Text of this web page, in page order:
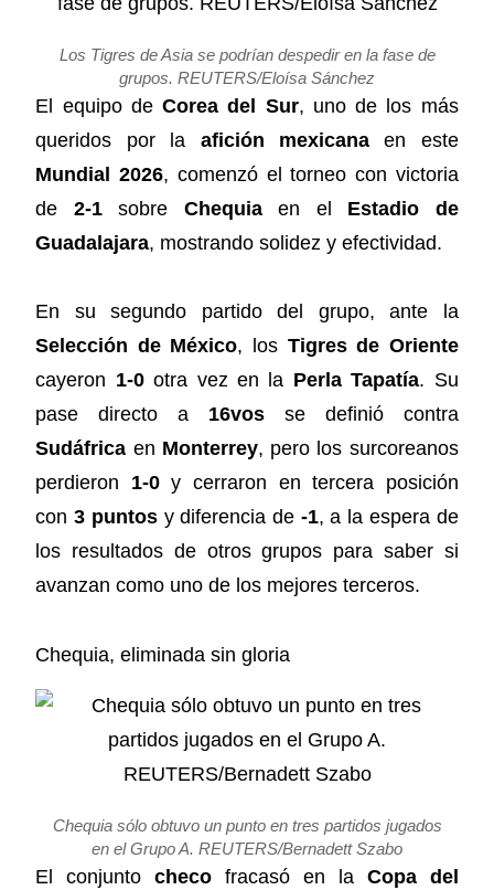
Los Tigres de Asia se podrían despedir en la fase de
grupos. REUTERS/Eloísa Sánchez
El equipo deCorea del Sur, uno de los más
queridos por la afición mexicanaen este
Mundial 2026, comenzó el torneo con victoria
de 2-1sobre Chequiaen el Estadio de
Guadalajara, mostrando solidez y efectividad.
En su segundo partido del grupo, ante la
Selección de México, los Tigres de Oriente
cayeron 1-0otra vez en la Perla Tapatía. Su
pase directo a 16vos se definió contra
Sudáfrica en Monterrey, pero los surcoreanos
perdieron 1-0y cerraron en tercera posición
con3 puntosy diferencia de -1, a la espera de
los resultados de otros grupos para saber si
avanzan como uno de los mejores terceros.
Chequia, eliminada sin gloria
Chequia sólo obtuvo un punto en tres partidos jugados
en el Grupo A. REUTERS/Bernadett Szabo
El conjuntocheco fracasó en la Copa del